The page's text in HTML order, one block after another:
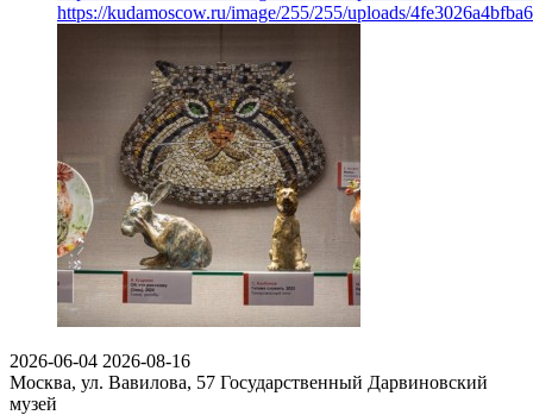
https://kudamoscow.ru/image/255/255/uploads/
2026-06-04 2026-08-16
Москва, ул. Вавилова, 57 Государственный Дарвиновский
музей